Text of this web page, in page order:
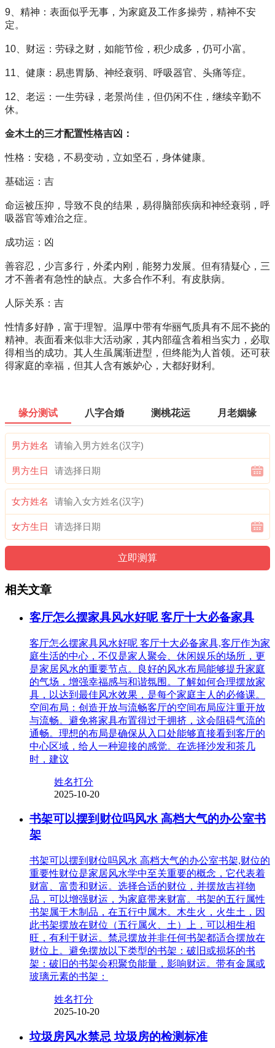
9、精神：表面似乎无事，为家庭及工作多操劳，精神不安
定。
10、财运：劳碌之财，如能节俭，积少成多，仍可小富。
11、健康：易患胃肠、神经衰弱、呼吸器官、头痛等症。
12、老运：一生劳碌，老景尚佳，但仍闲不住，继续辛勤不
休。
金木土的三才配置性格吉凶：
性格：安稳，不易变动，立如坚石，身体健康。
基础运：吉
命运被压抑，导致不良的结果，易得脑部疾病和神经衰弱，呼
吸器官等难治之症。
成功运：凶
善容忍，少言多行，外柔内刚，能努力发展。但有猜疑心，三
才不善者有急性的缺点。大多合作不利。有皮肤病。
人际关系：吉
性情多好静，富于理智。温厚中带有华丽气质具有不屈不挠的
精神。表面看来似非大活动家，其内部蕴含着相当实力，必取
得相当的成功。其人生虽属渐进型，但终能为人首领。还可获
得家庭的幸福，但其人含有嫉妒心，大都好财利。
缘分测试 八字合婚 测桃花运 月老姻缘
男方姓名
男方生日
女方姓名
女方生日
相关文章
客厅怎么摆家具风水好呢 客厅十大必备家具
客厅怎么摆家具风水好呢 客厅十大必备家具,客厅作为家
庭生活的中心，不仅是家人聚会、休闲娱乐的场所，更
是家居风水的重要节点。良好的风水布局能够提升家庭
的气场，增强幸福感与和谐氛围。了解如何合理摆放家
具，以达到最佳风水效果，是每个家庭主人的必修课。
空间布局：创造开放与流畅客厅的空间布局应注重开放
与流畅。避免将家具布置得过于拥挤，这会阻碍气流的
通畅。理想的布局是确保从入口处能够直接看到客厅的
中心区域，给人一种迎接的感觉。在选择沙发和茶几
时，建议
姓名打分
2025-10-20
书架可以摆到财位吗风水 高档大气的办公室书
架
书架可以摆到财位吗风水 高档大气的办公室书架,财位的
重要性财位是家居风水学中至关重要的概念，它代表着
财富、富贵和财运。选择合适的财位，并摆放吉祥物
品，可以增强财运，为家庭带来财富。书架的五行属性
书架属于木制品，在五行中属木。木生火，火生土，因
此书架摆放在财位（五行属火、土）上，可以相生相
旺，有利于财运。禁忌摆放并非任何书架都适合摆放在
财位上。避免摆放以下类型的书架：破旧或损坏的书
架：破旧的书架会积聚负能量，影响财运。带有金属或
玻璃元素的书架：
姓名打分
2025-10-20
垃圾房风水禁忌 垃圾房的检测标准